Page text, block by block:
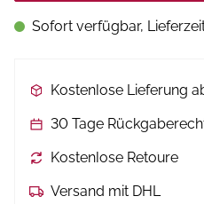
Sofort verfügbar,
Kostenlose Lieferung
30 Tage
Kostenlose Retoure
Versand mit DHL